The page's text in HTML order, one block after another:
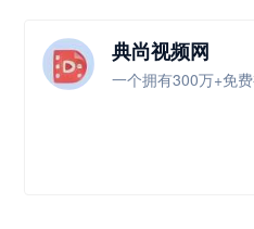
典尚视频网
一个拥有300万+免